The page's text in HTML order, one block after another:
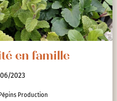
en famille
2023
Production